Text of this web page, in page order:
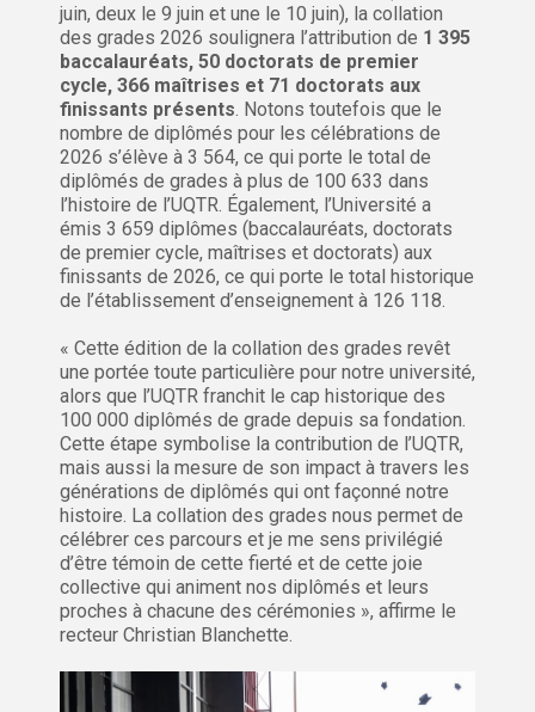
juin, deux le 9 juin et une le 10 juin), la collation
des grades 2026 soulignera l’attribution de 1 395
baccalauréats, 50 doctorats de premier
cycle, 366 maîtrises et 71 doctorats aux
finissants présents. Notons toutefois que le
nombre de diplômés pour les célébrations de
2026 s’élève à 3 564, ce qui porte le total de
diplômés de grades à plus de 100 633 dans
l’histoire de l’UQTR. Également, l’Université a
émis 3 659 diplômes (baccalauréats, doctorats
de premier cycle, maîtrises et doctorats) aux
finissants de 2026, ce qui porte le total historique
de l’établissement d’enseignement à 126 118.
« Cette édition de la collation des grades revêt
une portée toute particulière pour notre université,
alors que l’UQTR franchit le cap historique des
100 000 diplômés de grade depuis sa fondation.
Cette étape symbolise la contribution de l’UQTR,
mais aussi la mesure de son impact à travers les
générations de diplômés qui ont façonné notre
histoire. La collation des grades nous permet de
célébrer ces parcours et je me sens privilégié
d’être témoin de cette fierté et de cette joie
collective qui animent nos diplômés et leurs
proches à chacune des cérémonies », affirme le
recteur Christian Blanchette.